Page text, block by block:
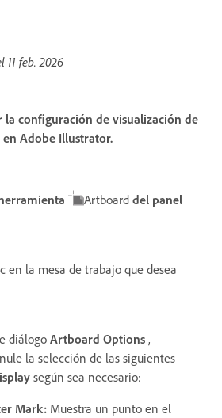
11 feb. 2026
configuración de visualización de
en Adobe Illustrator.
Artboard del panel
en la mesa de trabajo que desea
diálogo Artboard Options ,
la selección de las siguientes
según sea necesario:
Mark: Muestra un punto en el